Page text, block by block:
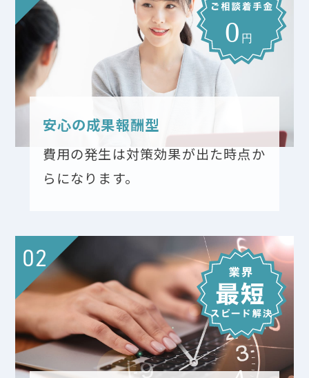
安心の成果報酬型
費用の発生は対策効果が出た時点か
らになります。
02